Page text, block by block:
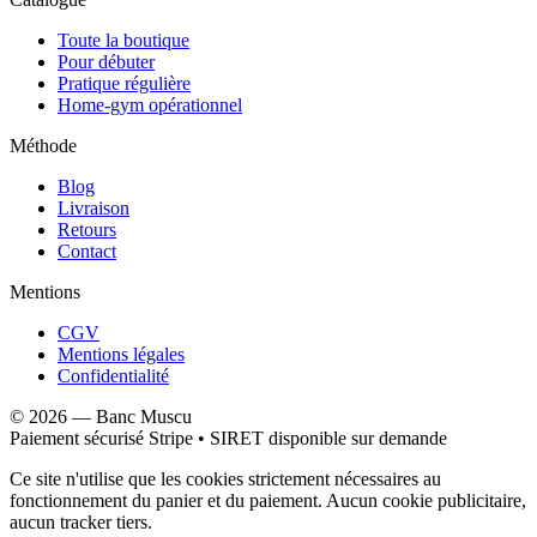
Toute la boutique
Pour débuter
Pratique régulière
Home-gym opérationnel
Méthode
Blog
Livraison
Retours
Contact
Mentions
CGV
Mentions légales
Confidentialité
© 2026 — Banc Muscu
Paiement sécurisé Stripe • SIRET disponible sur demande
Ce site n'utilise que les cookies strictement nécessaires au
fonctionnement du panier et du paiement. Aucun cookie publicitaire,
aucun tracker tiers.